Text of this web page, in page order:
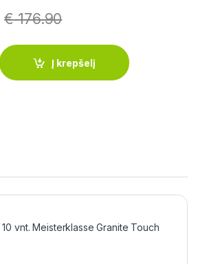
€176.90
Meisterklasse Granite Touch Line
Į krepšelį
vnt. Meisterklasse Granite Touch